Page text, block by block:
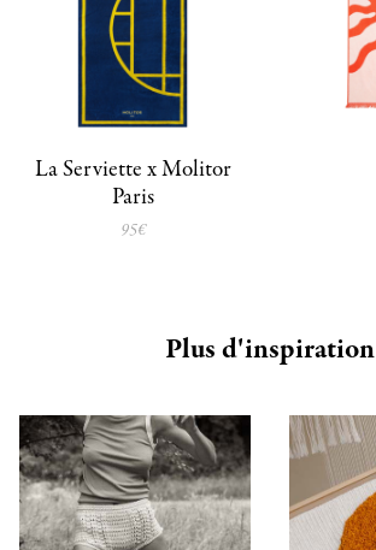
La Serviette x Molitor
Paris
95€
Plus d'inspiration